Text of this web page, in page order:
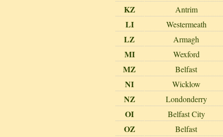
KZ Antrim
LI Westermeath
LZ Armagh
MI Wexford
MZ Belfast
NI Wicklow
NZ Londonderry
OI Belfast City
OZ Belfast